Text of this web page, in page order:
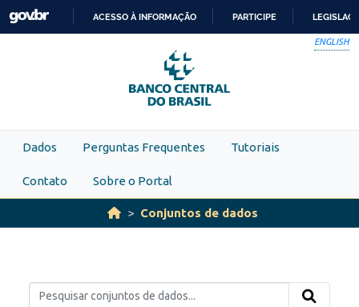
Skip to main content
PARA
O
CONTEÚDO
ACESSO À INFORMAÇÃO PARTICIPE
ENGLISH
Dados Perguntas Frequentes Tutoriais
Contato Sobre o Portal
Conjuntos de dados